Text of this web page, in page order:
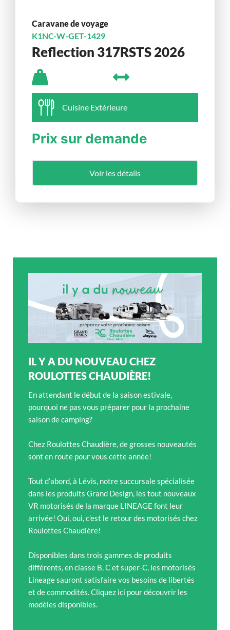
Caravane de voyage
K1NC-W-GET-1429
Reflection 317RSTS 2026
Cuisine Extérieure
Prix sur demande
Voir les détails
IL Y A DU NOUVEAU CHEZ
ROULOTTES CHAUDIÈRE!
En attendant le début de la saison estivale,
pourquoi ne pas vous préparer pour la prochaine
saison de camping?
Chez Roulottes Chaudière, de grosses nouveautés
sont en route pour vous cette année!
Tout d’abord, à Lévis, notre succursale spécialisée
dans les produits Grand Design, les tout nouveaux
VR motorisés de la marque LINEAGE font leur
arrivée! Oui, oui, c’est le retour des motorisés chez
Roulottes Chaudière!
Disponibles dans trois gammes de produits
différents, en classe B, C et super-C, les motorisés
Lineage sauront satisfaire vos besoins de libertés
et de commodités. Cliquez ici pour découvrir les
modèles disponibles.